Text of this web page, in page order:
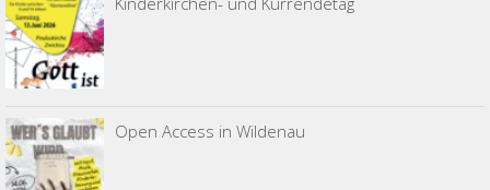
Open Access in Wildenau